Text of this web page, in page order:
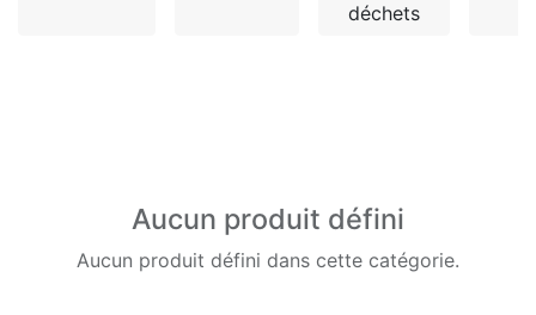
déchets
Aucun produit défini
Aucun produit défini dans cette catégorie.